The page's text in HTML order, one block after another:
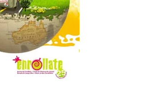
del 22 de julio al 4
de 2026.
6 de agosto de
La Comisión
las normas de su
estableciendo un
que hace que el